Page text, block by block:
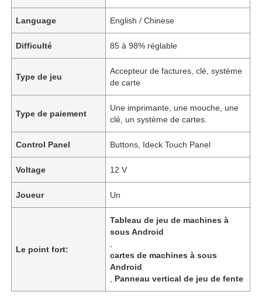
Language English / Chinese
Difficulté 85 à 98% réglable
Type de jeu
Accepteur de factures, clé, système
de carte
Type de paiement
Une imprimante, une mouche, une
clé, un système de cartes.
Control Panel Buttons, Ideck Touch Panel
Voltage 12 V
Joueur Un
Le point fort:
Tableau de jeu de machines à
sous Android
cartes de machines à sous
Android
Panneau vertical de jeu de fente